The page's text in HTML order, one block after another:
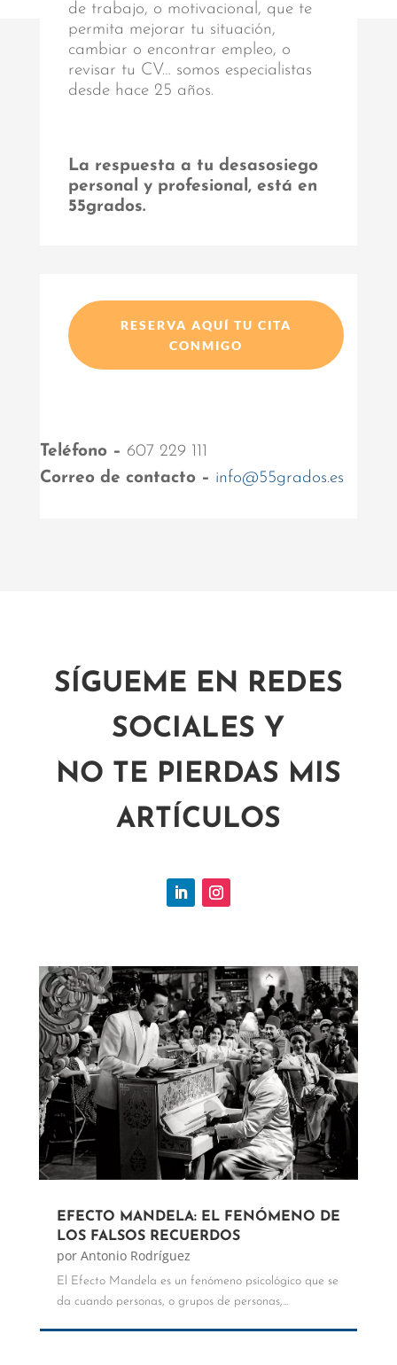
de trabajo, o motivacional, que te
permita mejorar tu situación,
cambiar o encontrar empleo, o
revisar tu CV… somos especialistas
desde hace 25 años.
La respuesta a tu desasosiego
personal y profesional, está en
55grados.
RESERVA AQUÍ TU CITA
CONMIGO
Teléfono – 607 229 111
Correo de contacto – info@55grados.es
SÍGUEME EN REDES
SOCIALES Y
NO TE PIERDAS MIS
ARTÍCULOS
EFECTO MANDELA: EL FENÓMENO DE
LOS FALSOS RECUERDOS
por Antonio Rodríguez
El Efecto Mandela es un fenómeno psicológico que se
da cuando personas, o grupos de personas,...